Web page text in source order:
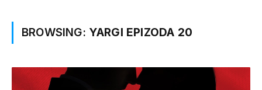
BROWSING: YARGI EPIZODA 20